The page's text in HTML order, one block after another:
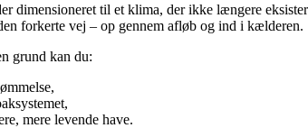
dimensioneret til et klima, der ikke længere
forkerte vej – op gennem afløb og ind i kælderen.
grund kan du:
mere levende have.